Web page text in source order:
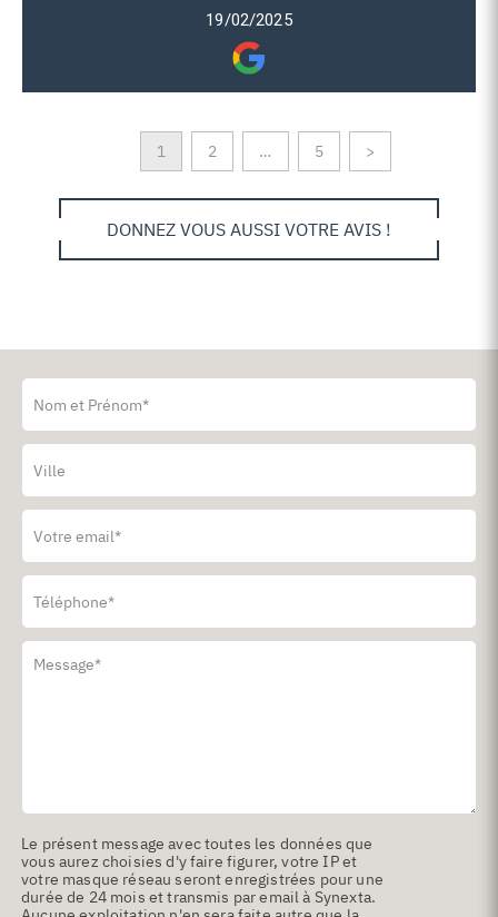
19/02/2025
1 2 … 5 >
DONNEZ VOUS AUSSI VOTRE AVIS !
Leave
this
field
blank
Le présent message avec toutes les données que
vous aurez choisies d'y faire figurer, votre IP et
votre masque réseau seront enregistrées pour une
durée de 24 mois et transmis par email à Synexta.